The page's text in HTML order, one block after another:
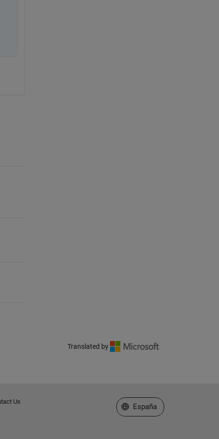
Translated by
Us
Seleccione un país/idioma
España